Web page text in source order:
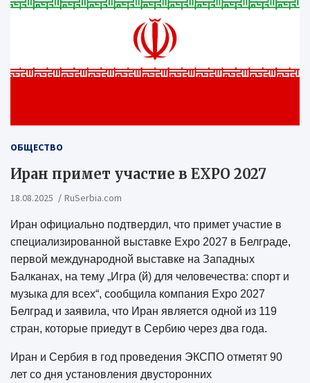
ОБЩЕСТВО
Иран примет участие в EXPO 2027
18.08.2025 RuSerbia.com
Иран официально подтвердил, что примет участие в
специализированной выставке Expo 2027 в Белграде,
первой международной выставке на Западных
Балканах, на тему „Игра (й) для человечества: спорт и
музыка для всех“, сообщила компания Expo 2027
Белград и заявила, что Иран является одной из 119
стран, которые приедут в Сербию через два года.
Иран и Сербия в год проведения ЭКСПО отметят 90
лет со дня установления двусторонних